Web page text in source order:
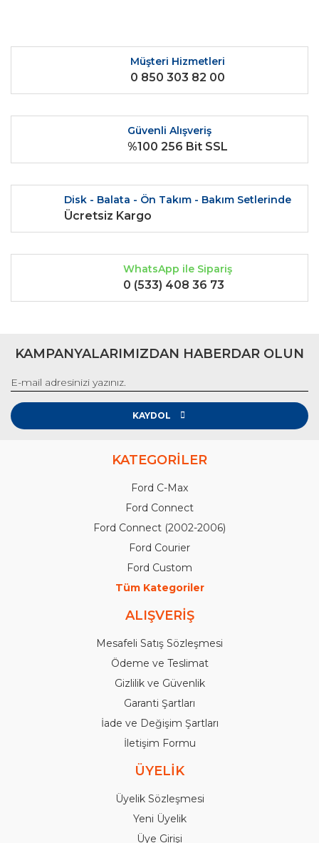
Müşteri Hizmetleri
0 850 303 82 00
Güvenli Alışveriş
%100 256 Bit SSL
Disk - Balata - Ön Takım - Bakım Setlerinde
Ücretsiz Kargo
WhatsApp ile Sipariş
0 (533) 408 36 73
KAMPANYALARIMIZDAN HABERDAR OLUN
KAYDOL
KATEGORİLER
Ford C-Max
Ford Connect
Ford Connect (2002-2006)
Ford Courier
Ford Custom
Tüm Kategoriler
ALIŞVERİŞ
Mesafeli Satış Sözleşmesi
Ödeme ve Teslimat
Gizlilik ve Güvenlik
Garanti Şartları
İade ve Değişim Şartları
İletişim Formu
ÜYELİK
Üyelik Sözleşmesi
Yeni Üyelik
Üye Girişi